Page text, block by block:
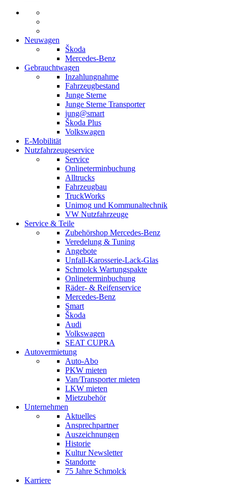
Neuwagen
Škoda
Mercedes-Benz
Gebrauchtwagen
Inzahlungnahme
Fahrzeugbestand
Junge Sterne
Junge Sterne Transporter
jung@smart
Škoda Plus
Volkswagen
E-Mobilität
Nutzfahrzeugeservice
Service
Onlineterminbuchung
Alltrucks
Fahrzeugbau
TruckWorks
Unimog und Kommunaltechnik
VW Nutzfahrzeuge
Service & Teile
Zubehörshop Mercedes-Benz
Veredelung & Tuning
Angebote
Unfall-Karosserie-Lack-Glas
Schmolck Wartungspakte
Onlineterminbuchung
Räder- & Reifenservice
Mercedes-Benz
Smart
Škoda
Audi
Volkswagen
SEAT CUPRA
Autovermietung
Auto-Abo
PKW mieten
Van/Transporter mieten
LKW mieten
Mietzubehör
Unternehmen
Aktuelles
Ansprechpartner
Auszeichnungen
Historie
Kultur Newsletter
Standorte
75 Jahre Schmolck
Karriere